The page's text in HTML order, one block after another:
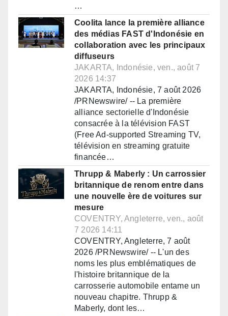
…
Coolita lance la première alliance
des médias FAST d'Indonésie en
collaboration avec les principaux
diffuseurs
JAKARTA, Indonésie, ven., août 7
2026 14:37
JAKARTA, Indonésie, 7 août 2026
/PRNewswire/ -- La première
alliance sectorielle d'Indonésie
consacrée à la télévision FAST
(Free Ad-supported Streaming TV,
télévision en streaming gratuite
financée…
Thrupp & Maberly : Un carrossier
britannique de renom entre dans
une nouvelle ère de voitures sur
mesure
COVENTRY, Angleterre, ven., août
7 2026 14:11
COVENTRY, Angleterre, 7 août
2026 /PRNewswire/ -- L'un des
noms les plus emblématiques de
l'histoire britannique de la
carrosserie automobile entame un
nouveau chapitre. Thrupp &
Maberly, dont les…